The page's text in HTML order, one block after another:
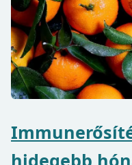
hidegebb